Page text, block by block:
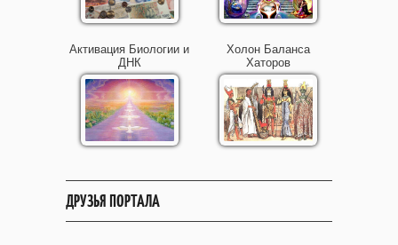
Активация Биологии и
ДНК
Холон Баланса
Хаторов
ДРУЗЬЯ ПОРТАЛА